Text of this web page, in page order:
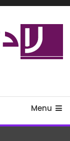
Skip
Menu